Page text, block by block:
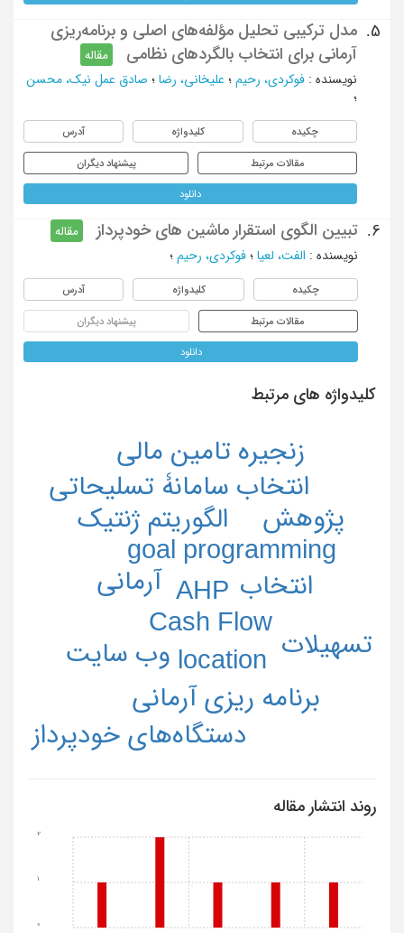
5.
مدل ترکیبی تحلیل مؤلفه‌های اصلی و برنامه‌ریزی
آرمانی برای انتخاب بالگردهای نظامی
مقاله
نویسنده : فوکردی، رحیم ؛ علیخانی، رضا ؛ صادق عمل نیک، محسن
؛
چکیده کلیدواژه آدرس
مقالات مرتبط پیشنهاد دیگران
دانلود
6. تبیین الگوی استقرار ماشین های خودپرداز
مقاله
نویسنده : الفت، لعیا ؛ فوکردی، رحیم ؛
چکیده کلیدواژه آدرس
مقالات مرتبط پیشنهاد دیگران
دانلود
کلیدواژه های مرتبط
AHP
Cash Flow
goal programming
location
الگوریتم ژنتیک
انتخاب سامانۀ تسلیحاتی
برنامه ریزی آرمانی
زنجیره تامین مالی
وب سایت
آرمانی انتخاب
پژوهش
تسهیلات
دستگاه‌های خودپرداز
روند انتشار مقاله
0
1
2